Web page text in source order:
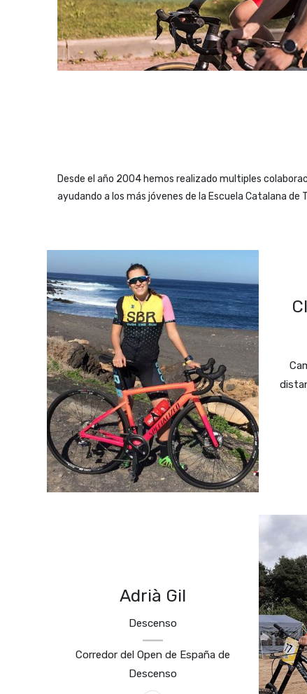
Desde el año 2004 hemos realizado multiples
ayudando a los más jóvenes de la Escuela Catalana de
Adrià Gil
Descenso
Corredor del Open de España de
Descenso